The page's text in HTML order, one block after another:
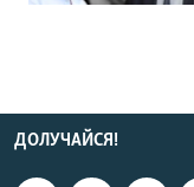
ДОЛУЧАЙСЯ!